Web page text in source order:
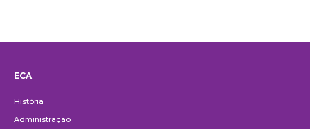
ECA
História
Administração